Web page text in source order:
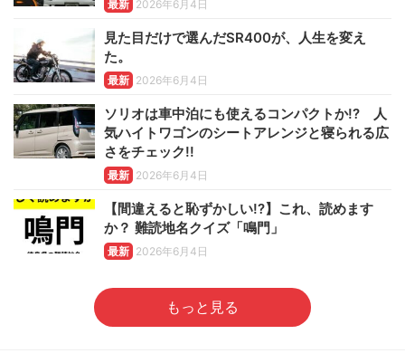
最新 2026年6月4日
見た目だけで選んだSR400が、人生を変え
た。
最新 2026年6月4日
ソリオは車中泊にも使えるコンパクトか!? 人
気ハイトワゴンのシートアレンジと寝られる広
さをチェック!!
最新 2026年6月4日
【間違えると恥ずかしい!?】これ、読めます
か？ 難読地名クイズ「鳴門」
最新 2026年6月4日
もっと見る